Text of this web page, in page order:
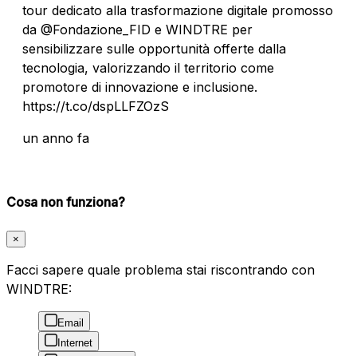
tour dedicato alla trasformazione digitale promosso
da @Fondazione_FID e WINDTRE per
sensibilizzare sulle opportunità offerte dalla
tecnologia, valorizzando il territorio come
promotore di innovazione e inclusione.
https://t.co/dspLLFZOzS
un anno fa
Cosa non funziona?
×
Facci sapere quale problema stai riscontrando con
WINDTRE:
Email
Internet